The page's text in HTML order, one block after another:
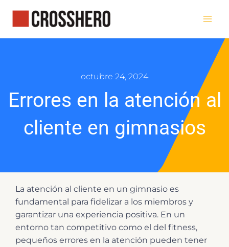
contenido
octubre 24, 2024
Errores en la atención al
cliente en gimnasios
La atención al cliente en un gimnasio es
fundamental para fidelizar a los miembros y
garantizar una experiencia positiva. En un
entorno tan competitivo como el del fitness,
pequeños errores en la atención pueden tener